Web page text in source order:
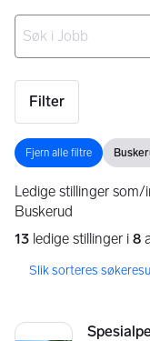
Filter
Fjern alle filtre
Fjern alle filtre Vis
Ledige stillinger
Buskerud
13 ledige stillinger i 8